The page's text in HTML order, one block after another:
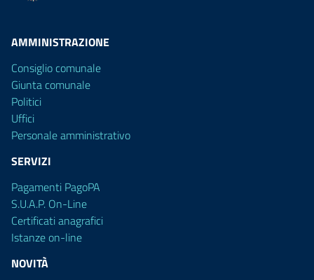
AMMINISTRAZIONE
Consiglio comunale
Giunta comunale
Politici
Uffici
Personale amministrativo
SERVIZI
Pagamenti PagoPA
S.U.A.P. On-Line
Certificati anagrafici
Istanze on-line
NOVITÀ